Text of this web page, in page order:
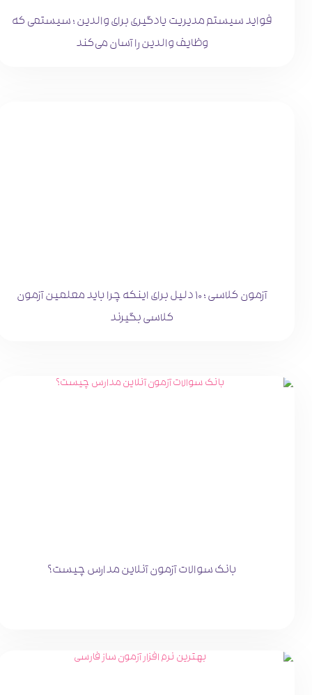
فواید سیستم مدیریت یادگیری برای والدین ؛ سیستمی که
وظایف والدین را آسان می‌کند
آزمون کلاسی ؛ 10 دلیل برای اینکه چرا باید معلمین آزمون
کلاسی بگیرند
بانک سوالات آزمون آنلاین مدارس چیست؟